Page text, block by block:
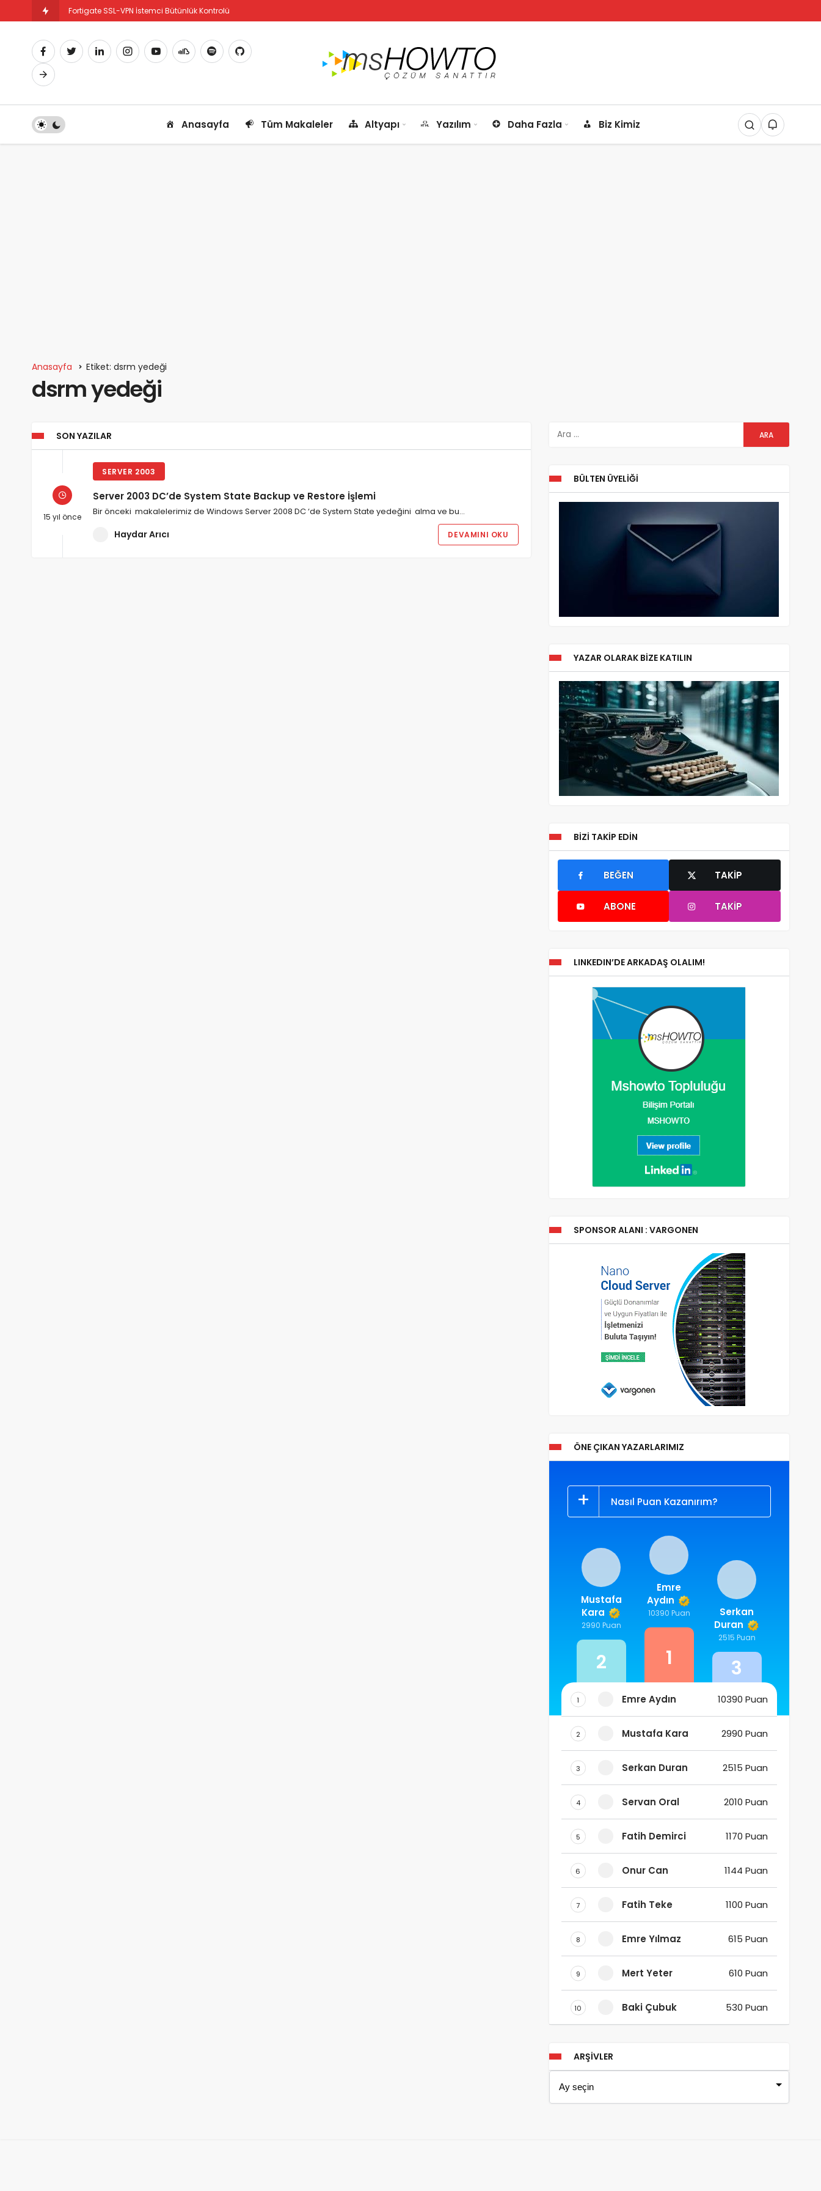
Fortigate SSL-VPN İstemci Bütünlük Kontrolü
Anasayfa Tüm Makaleler Altyapı Yazılım Daha Fazla Biz Kimiz
Anasayfa Etiket: dsrm yedeği
dsrm yedeği
SON YAZILAR
15 yıl önce
SERVER 2003
Server 2003 DC’de System State Backup ve Restore İşlemi
Bir önceki makalelerimiz de Windows Server 2008 DC ‘de System State yedeğini alma ve bu…
Haydar Arıcı DEVAMINI OKU
BÜLTEN ÜYELIĞI
YAZAR OLARAK BIZE KATILIN
BIZI TAKIP EDIN
BEĞEN TAKIP
ABONE TAKIP
LINKEDIN’DE ARKADAŞ OLALIM!
SPONSOR ALANI : VARGONEN
ÖNE ÇIKAN YAZARLARIMIZ
Nasıl Puan Kazanırım?
Emre
Aydın
10390 Puan
1
Mustafa
Kara
2990 Puan
2
Serkan
Duran
2515 Puan
3
1 Emre Aydın 10390 Puan
2 Mustafa Kara 2990 Puan
3 Serkan Duran 2515 Puan
4 Servan Oral 2010 Puan
5 Fatih Demirci 1170 Puan
6 Onur Can 1144 Puan
7 Fatih Teke 1100 Puan
8 Emre Yılmaz 615 Puan
9 Mert Yeter 610 Puan
10 Baki Çubuk 530 Puan
ARŞIVLER